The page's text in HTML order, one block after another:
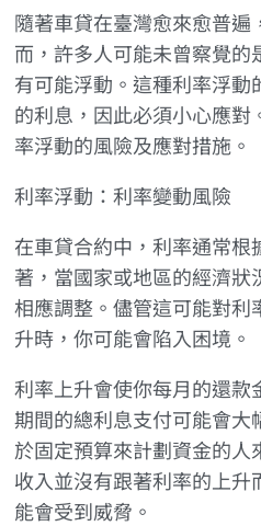
隨著車貸在臺灣愈來愈普
而，許多人可能未曾察覺
有可能浮動。這種利率浮
的利息，因此必須小心應
率浮動的風險及應對措施。
利率浮動：利率變動風險
在車貸合約中，利率通常
著，當國家或地區的經濟
相應調整。儘管這可能對利
升時，你可能會陷入困境。
利率上升會使你每月的還款
期間的總利息支付可能會大
於固定預算來計劃資金的
收入並沒有跟著利率的上
能會受到威脅。